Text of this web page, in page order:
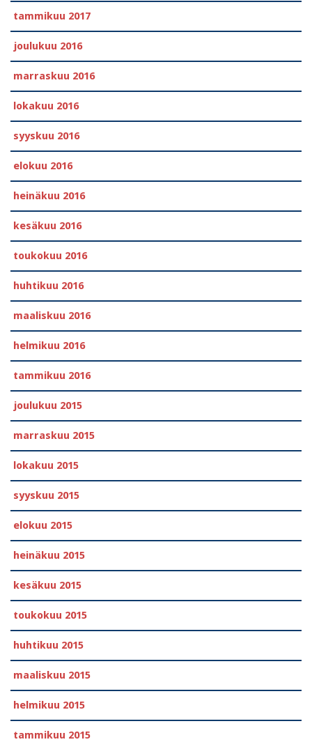
tammikuu 2017
joulukuu 2016
marraskuu 2016
lokakuu 2016
syyskuu 2016
elokuu 2016
heinäkuu 2016
kesäkuu 2016
toukokuu 2016
huhtikuu 2016
maaliskuu 2016
helmikuu 2016
tammikuu 2016
joulukuu 2015
marraskuu 2015
lokakuu 2015
syyskuu 2015
elokuu 2015
heinäkuu 2015
kesäkuu 2015
toukokuu 2015
huhtikuu 2015
maaliskuu 2015
helmikuu 2015
tammikuu 2015